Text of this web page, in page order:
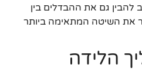
להבין גם את ההבדלים בין
את השיטה המתאימה ביותר
הלידה